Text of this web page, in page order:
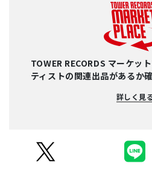
TOWER RECORDS マーケッ
ティストの関連出品があるか
詳しく見